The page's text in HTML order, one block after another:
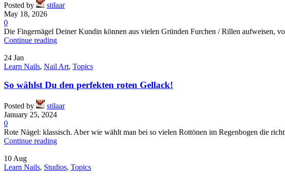
Posted by
stilaar
May 18, 2026
0
Die Fingernägel Deiner Kundin können aus vielen Gründen Furchen / Rillen aufweisen,
Continue reading
24 Jan
Learn Nails, Nail Art, Topics
So wählst Du den perfekten roten Gellack!
Posted by
stilaar
January 25, 2024
0
Rote Nägel: klassisch. Aber wie wählt man bei so vielen Rottönen im Regenbogen die
Continue reading
10 Aug
Learn Nails, Studios, Topics